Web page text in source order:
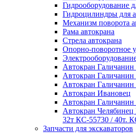
Гидрооборудование
Гидроцилиндры для
Механизм поворота
Рама автокрана
Стрела автокрана
Опорно-поворотное
Автокран Галичанин
Автокран
Автокран
Автокран Ивановец
Автокран
Автокран
32т КС-55730 / 40т.
Запчасти для экскаваторов